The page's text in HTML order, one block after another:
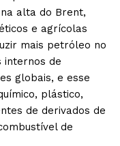
alta do Brent,
e agrícolas
mais petróleo no
internos de
globais, e esse
plástico,
de derivados de
de